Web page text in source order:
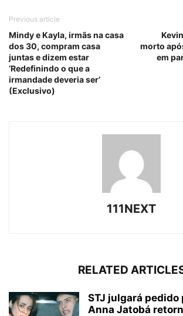
Previous article
Mindy e Kayla, irmãs na casa
dos 30, compram casa
juntas e dizem estar
‘Redefinindo o que a
irmandade deveria ser’
(Exclusivo)
morto
em
111NEXT
RELATED
STJ julgará pedido
Anna Jatobá